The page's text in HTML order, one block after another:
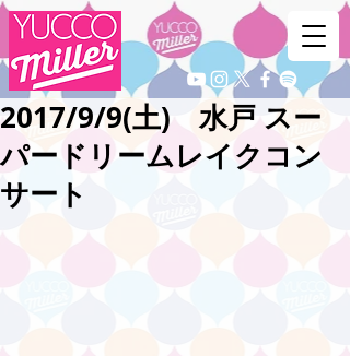
2017/9/9(土) 水戸 スー
パードリームレイクコン
サート